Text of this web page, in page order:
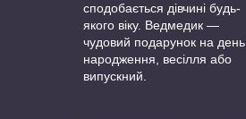
сподобається дівчині будь-
якого віку. Ведмедик —
чудовий подарунок на день
народження, весілля або
випускний.